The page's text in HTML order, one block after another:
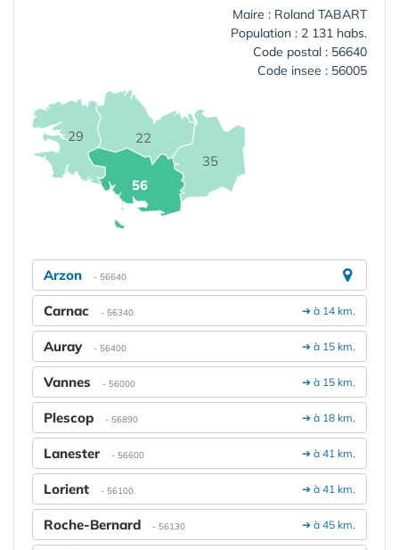
Maire : Roland TABART
Population : 2 131 habs.
Code postal : 56640
Code insee : 56005
22
29
35
56
Arzon - 56640
➔ à 14 km.
Carnac - 56340
➔ à 15 km.
Auray - 56400
➔ à 15 km.
Vannes - 56000
➔ à 18 km.
Plescop - 56890
➔ à 41 km.
Lanester - 56600
➔ à 41 km.
Lorient - 56100
➔ à 45 km.
Roche-Bernard - 56130